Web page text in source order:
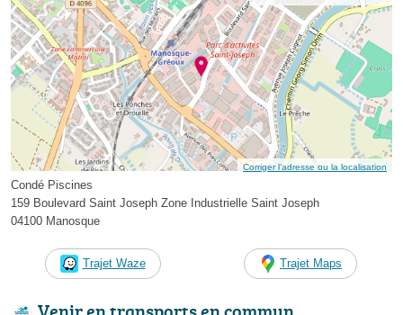
Corriger l’adresse ou la localisation
Condé Piscines
159 Boulevard Saint Joseph Zone Industrielle Saint Joseph
04100 Manosque
Trajet Waze Trajet Maps